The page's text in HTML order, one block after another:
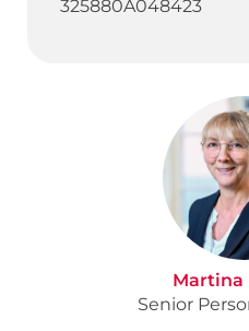
325880A048423
Martina
Senior